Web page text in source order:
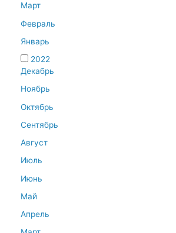
Март
Февраль
Январь
2022
Декабрь
Ноябрь
Октябрь
Сентябрь
Август
Июль
Июнь
Май
Апрель